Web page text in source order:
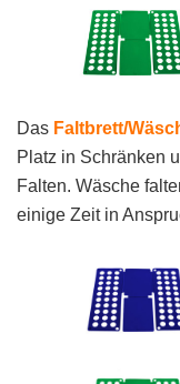
Das Faltbrett/
Platz in Schränken
Falten. Wäsche
einige Zeit in